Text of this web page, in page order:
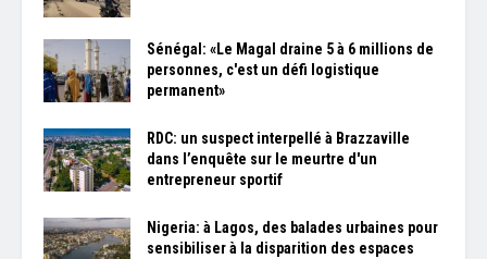
Sénégal: «Le Magal draine 5 à 6 millions de
personnes, c'est un défi logistique
permanent»
RDC: un suspect interpellé à Brazzaville
dans l’enquête sur le meurtre d'un
entrepreneur sportif
Nigeria: à Lagos, des balades urbaines pour
sensibiliser à la disparition des espaces